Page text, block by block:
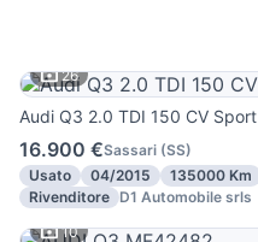
26
Audi Q3 2.0 TDI 150 CV Sport
16.900 €Sassari (SS)
Usato
04/2015 135000 Km
Rivenditore D1 Automobile srls
10